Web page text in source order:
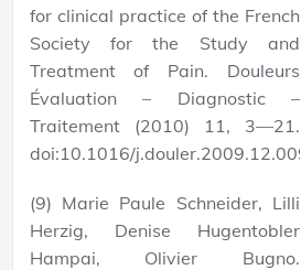
for clinical practice of the French
Society for the Study and
Treatment of Pain. Douleurs
Évaluation – Diagnostic –
Traitement (2010) 11, 3—21.
doi:10.1016/j.douler.2009.12.009
(9) Marie Paule Schneider, Lilli
Herzig, Denise Hugentobler
Hampai, Olivier Bugno.